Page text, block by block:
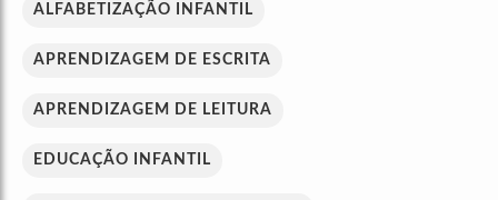
ALFABETIZAÇÃO INFANTIL
APRENDIZAGEM DE ESCRITA
APRENDIZAGEM DE LEITURA
EDUCAÇÃO INFANTIL